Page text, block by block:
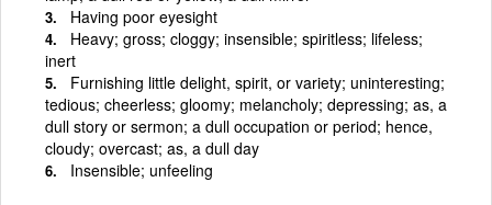
Having poor eyesight
Heavy; gross; cloggy; insensible; spiritless; lifeless;
inert
Furnishing little delight, spirit, or variety; uninteresting;
tedious; cheerless; gloomy; melancholy; depressing; as, a
dull story or sermon; a dull occupation or period; hence,
cloudy; overcast; as, a dull day
Insensible; unfeeling